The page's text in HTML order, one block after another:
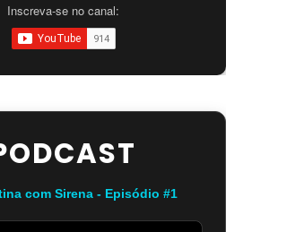
Inscreva-se no canal:
com Sirena - Episódio #1